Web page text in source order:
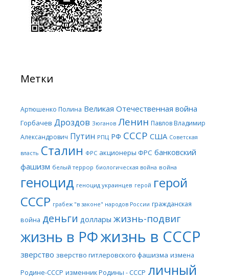
Метки
Артюшенко Полина Великая Отечественная война
Горбачев Дроздов Зюганов Ленин Павлов Владимир
Александрович Путин РПЦ РФ СССР США Советская
власть Сталин ФРС акционеры ФРС банковский
фашизм белый террор биологическая война война
геноцид геноцид украинцев герой герой
СССР грабеж "в законе" народов России гражданская
война деньги доллары жизнь-подвиг
жизнь в РФжизнь в СССР
зверство зверство гитлеровского фашизма измена
Родине-СССР изменник Родины - СССР личный